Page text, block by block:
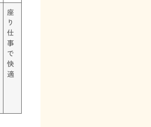
座
り
仕
事
で
快
適